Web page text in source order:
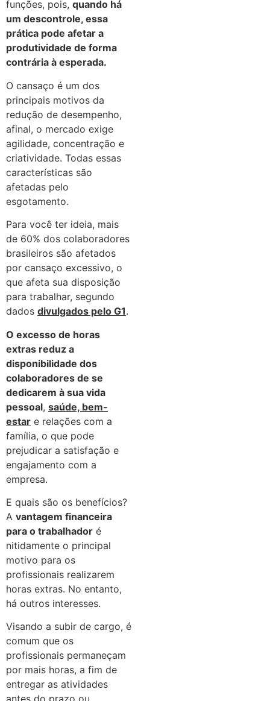
funções, pois, quando há
um descontrole, essa
prática pode afetar a
produtividade de forma
contrária à esperada.
O cansaço é um dos
principais motivos da
redução de desempenho,
afinal, o mercado exige
agilidade, concentração e
criatividade. Todas essas
características são
afetadas pelo
esgotamento.
Para você ter ideia, mais
de 60% dos colaboradores
brasileiros são afetados
por cansaço excessivo, o
que afeta sua disposição
para trabalhar, segundo
dados divulgados pelo G1.
O excesso de horas
extras reduz a
disponibilidade dos
colaboradores de se
dedicarem à sua vida
pessoal, saúde, bem-
estar e relações com a
família, o que pode
prejudicar a satisfação e
engajamento com a
empresa.
E quais são os benefícios?
A vantagem financeira
para o trabalhador é
nitidamente o principal
motivo para os
profissionais realizarem
horas extras. No entanto,
há outros interesses.
Visando a subir de cargo, é
comum que os
profissionais permaneçam
por mais horas, a fim de
entregar as atividades